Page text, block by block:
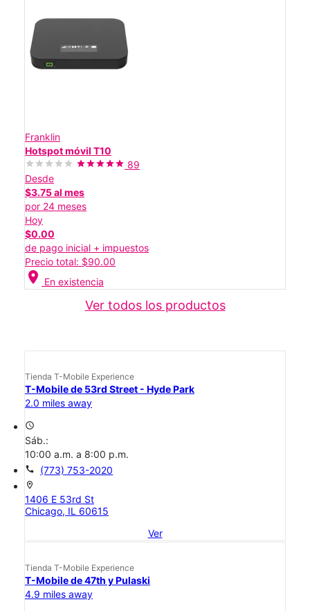
Franklin
Hotspot móvil T10
89
Desde
$3.75 al mes
por 24 meses
Hoy
$0.00
de pago inicial + impuestos
Precio total: $90.00
location_on En existencia
Ver todos los productos
Tienda T-Mobile Experience
T-Mobile de 53rd Street - Hyde Park
2.0 miles away
access_time
Sáb.:
10:00 a.m. a 8:00 p.m.
call (773) 753-2020
location_on
1406 E 53rd St
Chicago, IL 60615
Ver
Tienda T-Mobile Experience
T-Mobile de 47th y Pulaski
4.9 miles away